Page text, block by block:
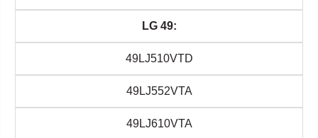
LG 49:
49LJ510VTD
49LJ552VTA
49LJ610VTA